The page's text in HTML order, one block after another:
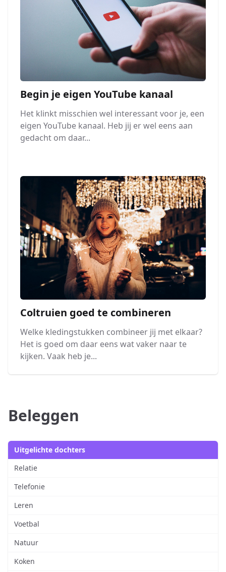
Begin je eigen YouTube kanaal
Het klinkt misschien wel interessant voor je, een
eigen YouTube kanaal. Heb jij er wel eens aan
gedacht om daar...
Coltruien goed te combineren
Welke kledingstukken combineer jij met elkaar?
Het is goed om daar eens wat vaker naar te
kijken. Vaak heb je...
Beleggen
Uitgelichte dochters
Relatie
Telefonie
Leren
Voetbal
Natuur
Koken